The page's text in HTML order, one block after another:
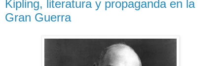
Kipling, literatura y propaganda en la
Gran Guerra